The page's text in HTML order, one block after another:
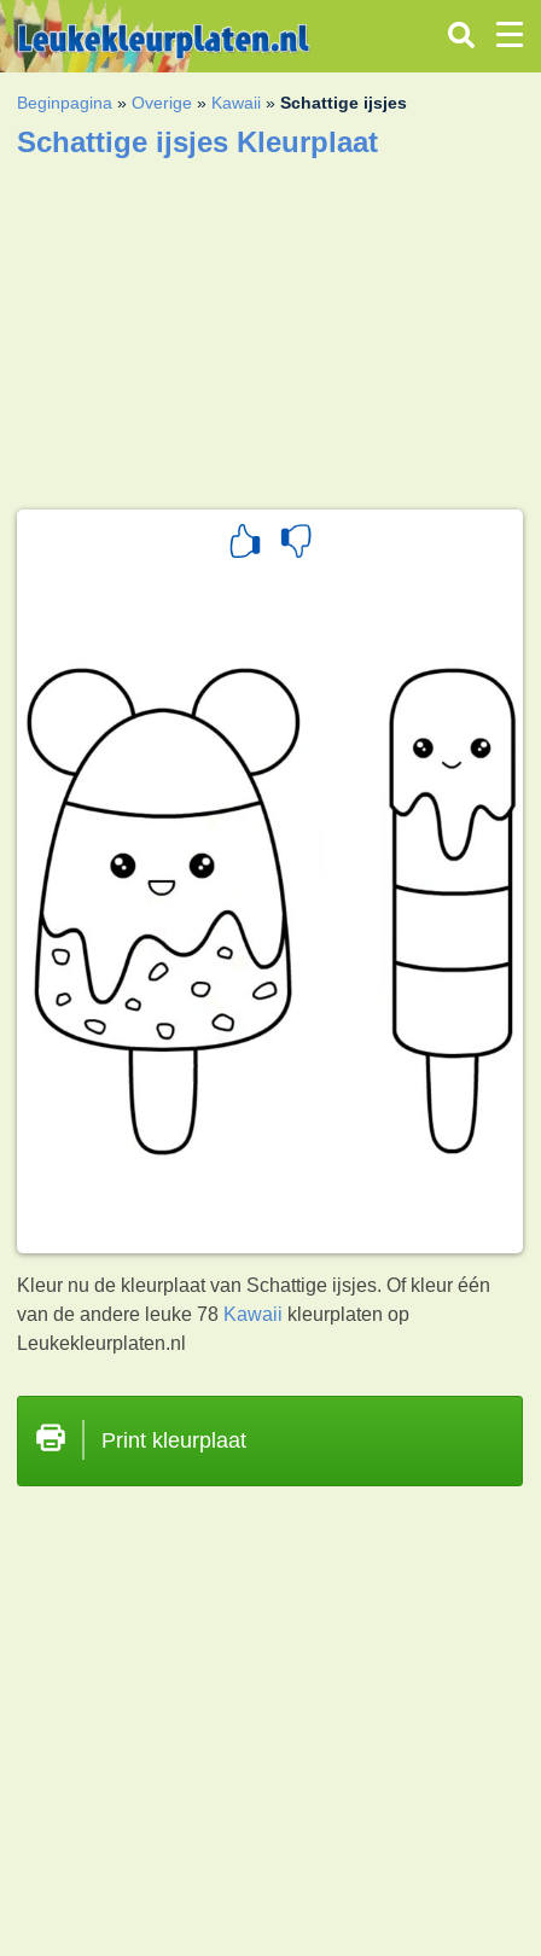
Beginpagina »Overige » Kawaii »Schattige ijsjes
Schattige ijsjes Kleurplaat
Kleur nu de kleurplaat van Schattige ijsjes. Of kleur één
van de andere leuke 78 Kawaii kleurplaten op
Leukekleurplaten.nl
Print kleurplaat